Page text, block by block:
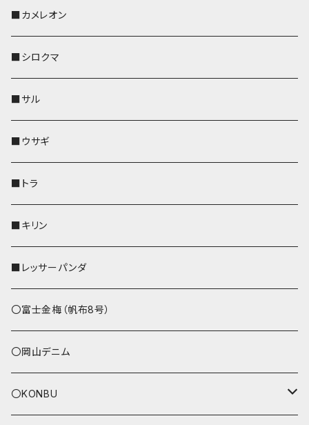
その他
靴下・ミニタオル
その他
スマホケース
財布
靴下・ミニタオル
その他
靴下・ミニタオル
財布
その他
レザートレイ
財布
靴下・ミニタオル
その他
KONBU
AppleWatchバンド
ペットボトルホルダー
ペンホルダー
靴下・ミニタオル
財布
その他
ペットボトルホルダー
AppleWatchバンド
財布
その他
キーケース
名刺入れ・カードケース
AppleWatchバンド
財布
ペンホルダー
IDカードケース
ペットボトルホルダー
その他
リール付きストラップ
リールのみ
ストラップ付
名刺入れ
AppleWatchバンド
メガネケース
財布
メガネケース
リール付きストラップ
リールのみ
ストラップ付
ペットボトルホルダー
キーケース
ペンホルダー
AppleWatchバンド
L字ファスナー財布
その他
メガネケース
名刺入れ
財布
Apple Watchバンド
■カメレオン
■シロクマ
■サル
■ウサギ
■トラ
■キリン
■レッサーパンダ
〇富士金梅（帆布8号）
〇岡山デニム
〇KONBU